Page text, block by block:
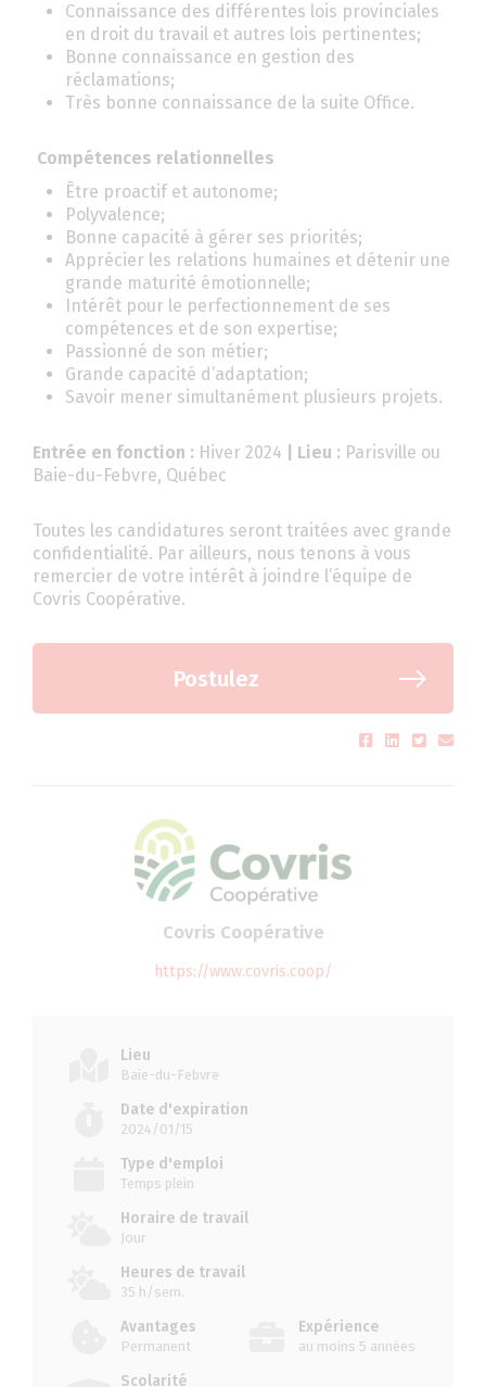
Connaissance des différentes lois provinciales
en droit du travail et autres lois pertinentes;
Bonne connaissance en gestion des
réclamations;
Très bonne connaissance de la suite Office.
Compétences relationnelles
Être proactif et autonome;
Polyvalence;
Bonne capacité à gérer ses priorités;
Apprécier les relations humaines et détenir une
grande maturité émotionnelle;
Intérêt pour le perfectionnement de ses
compétences et de son expertise;
Passionné de son métier;
Grande capacité d’adaptation;
Savoir mener simultanément plusieurs projets.
Entrée en fonction : Hiver 2024 | Lieu : Parisville ou
Baie-du-Febvre, Québec
Toutes les candidatures seront traitées avec grande
confidentialité. Par ailleurs, nous tenons à vous
remercier de votre intérêt à joindre l’équipe de
Covris Coopérative.
Postulez
Covris Coopérative
https://www.covris.coop/
Lieu
Baie-du-Febvre
Date d'expiration
2024/01/15
Type d'emploi
Temps plein
Horaire de travail
Jour
Heures de travail
35 h/sem.
Avantages
Permanent
Expérience
au moins 5 années
Scolarité